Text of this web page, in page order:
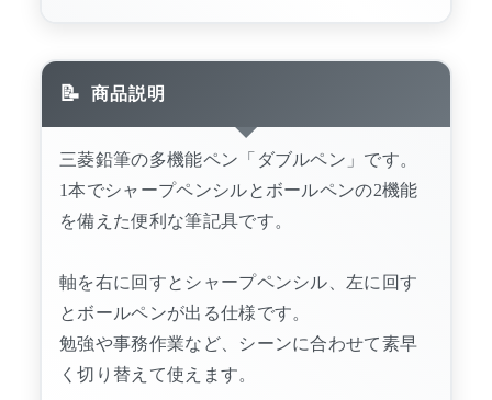
商品説明
三菱鉛筆の多機能ペン「ダブルペン」です。
1本でシャープペンシルとボールペンの2機能
を備えた便利な筆記具です。
軸を右に回すとシャープペンシル、左に回す
とボールペンが出る仕様です。
勉強や事務作業など、シーンに合わせて素早
く切り替えて使えます。